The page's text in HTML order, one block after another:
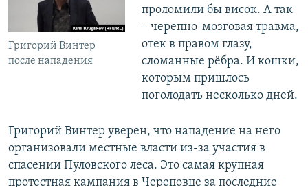
Григорий Винтер
после нападения
проломили бы висок. А так
– черепно-мозговая травма,
отек в правом глазу,
сломанные рёбра. И кошки,
которым пришлось
поголодать несколько дней.
Григорий Винтер уверен, что нападение на него
организовали местные власти из-за участия в
спасении Пуловского леса. Это самая крупная
протестная кампания в Череповце за последние